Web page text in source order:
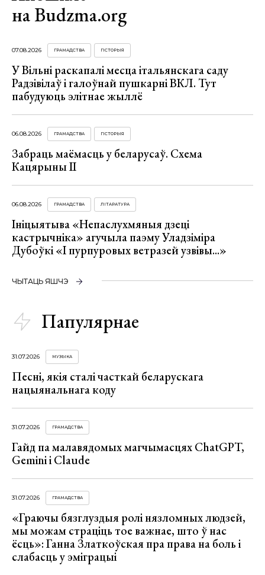
на Budzma.org
07.08.2026 ГРАМАДСТВА ГІСТОРЫЯ
У Вільні раскапалі месца італьянскага саду
Радзівілаў і галоўнай пушкарні ВКЛ. Тут
пабудуюць элітнае жыллё
06.08.2026 ГРАМАДСТВА ГІСТОРЫЯ
Забраць маёмасць у беларусаў. Схема
Кацярыны ІІ
06.08.2026 ГРАМАДСТВА ЛІТАРАТУРА
Ініцыятыва «Непаслухмяныя дзеці
кастрычніка» агучыла паэму Уладзіміра
Дубоўкі «І пурпуровых ветразей узвівы...»
ЧЫТАЦЬ ЯШЧЭ
Папулярнае
31.07.2026 МУЗЫКА
Песні, якія сталі часткай беларускага
нацыянальнага коду
31.07.2026 ГРАМАДСТВА
Гайд па малавядомых магчымасцях ChatGPT,
Gemini і Claude
31.07.2026 ГРАМАДСТВА
«Граючы бязглуздыя ролі нязломных людзей,
мы можам страціць тое важнае, што ў нас
ёсць»: Ганна Златкоўская пра права на боль і
слабасць у эміграцыі